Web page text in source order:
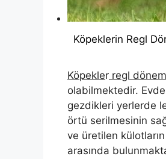
Köpeklerin Regl
Köpekler regl
olabilmektedir.
gezdikleri yerlerde
örtü serilmesinin
ve üretilen
arasında